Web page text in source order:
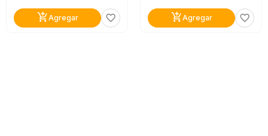
add_shopping_cartAgregar favorite_border add_shopping_cartAgregar favorite_border